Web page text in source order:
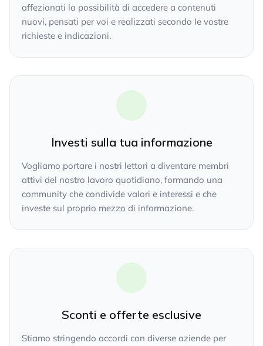
affezionati la possibilità di accedere a contenuti
nuovi, pensati per voi e realizzati secondo le vostre
richieste e indicazioni.
Investi sulla tua informazione
Vogliamo portare i nostri lettori a diventare membri
attivi del nostro lavoro quotidiano, formando una
community che condivide valori e interessi e che
investe sul proprio mezzo di informazione.
Sconti e offerte esclusive
Stiamo stringendo accordi con diverse aziende per